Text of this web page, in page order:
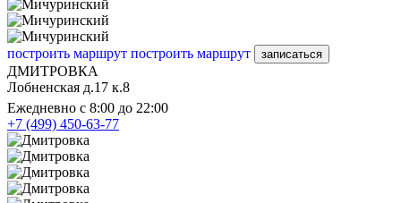
построить маршрут построить маршрут записаться
ДМИТРОВКА
Лобненская д.17 к.8
Ежедневно с 8:00 до 22:00
+7 (499) 450-63-77